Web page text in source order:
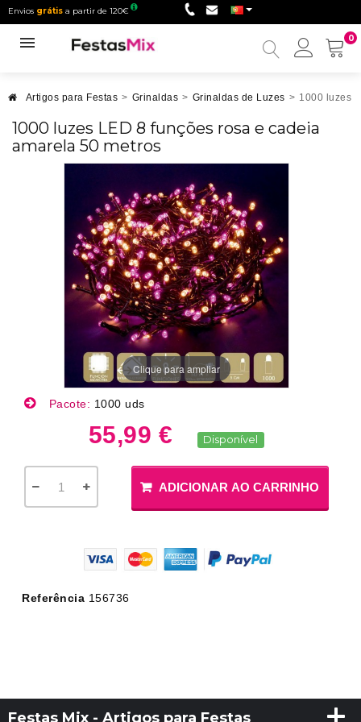
Envios grátis a partir de 120€
0
Minha
Artigos para Festas > Grinaldas > Grinaldas de Luzes > 1000 luzes
1000 luzes LED 8 funções rosa e cadeia
amarela 50 metros
Clique para ampliar
Pacote: 1000 uds
55,99 € Disponível
ADICIONAR AO CARRINHO
Referência 156736
Festas Mix - Artigos para Festas